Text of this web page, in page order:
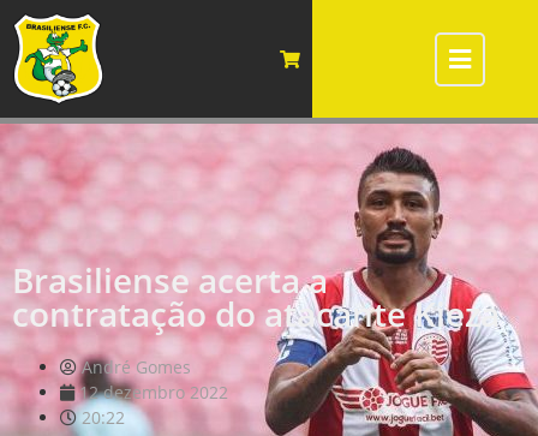
Brasiliense acerta a
contratação do atacante Kieza
André Gomes
12 dezembro 2022
20:22